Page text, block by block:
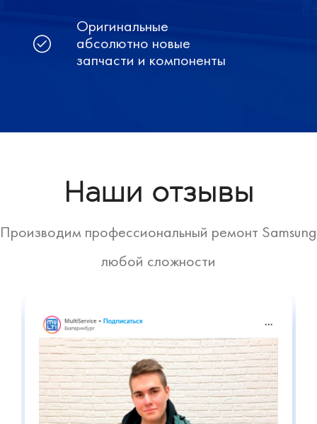
Оригинальные
абсолютно новые
запчасти и компоненты
Наши отзывы
Производим профессиональный ремонт Samsung
любой сложности